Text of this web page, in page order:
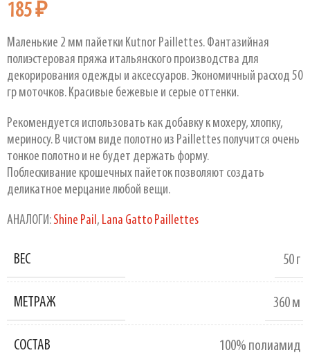
185₽
Маленькие 2 мм пайетки Kutnor Paillettes. Фантазийная
полиэстеровая пряжа итальянского производства для
декорирования одежды и аксессуаров. Экономичный расход 50
гр моточков. Красивые бежевые и серые оттенки.
Рекомендуется использовать как добавку к мохеру, хлопку,
мериносу. В чистом виде полотно из Paillettes получится очень
тонкое полотно и не будет держать форму.
Поблескивание крошечных пайеток позволяют создать
деликатное мерцание любой вещи.
АНАЛОГИ: Shine Pail, Lana Gatto Paillettes
ВЕС 50 г
МЕТРАЖ 360 м
СОСТАВ 100% полиамид